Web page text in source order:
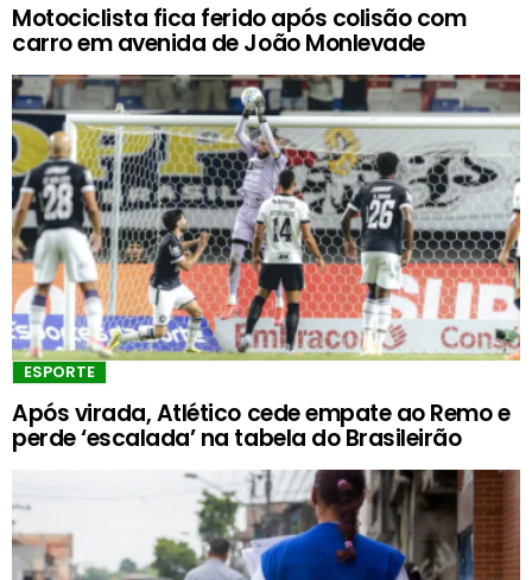
Motociclista fica ferido após colisão com
carro em avenida de João Monlevade
ESPORTE
Após virada, Atlético cede empate ao Remo e
perde ‘escalada’ na tabela do Brasileirão